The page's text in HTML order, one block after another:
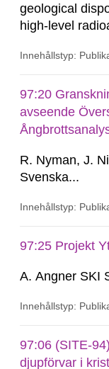
geological
high-level
feasibility
Fuel and
RD&D
process
Innehållstyp:
97:20
avseende
R. Nyman, J.
Svenska...
Innehållstyp:
97:25 Projekt
A. Angner SKI
Innehållstyp:
97:06 (SITE-
djupförvar i